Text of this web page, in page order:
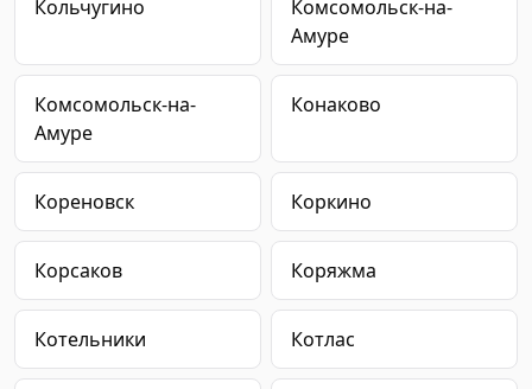
Кольчугино
Комсомольск-на-
Амуре
Комсомольск-на-
Амуре
Конаково
Кореновск Коркино
Корсаков Коряжма
Котельники Котлас